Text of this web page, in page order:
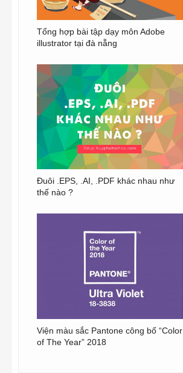
Tổng hợp bài tập dạy môn Adobe
illustrator tại đà nẵng
Đuôi .EPS, .AI, .PDF khác nhau như
thế nào ?
Viện màu sắc Pantone công bố “Color
of The Year” 2018